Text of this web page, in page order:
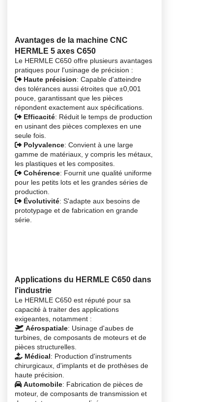
Avantages de la machine CNC
HERMLE 5 axes C650
Le HERMLE C650 offre plusieurs avantages
pratiques pour l'usinage de précision :
Haute précision: Capable d'atteindre
des tolérances aussi étroites que ±0,001
pouce, garantissant que les pièces
répondent exactement aux spécifications.
Efficacité: Réduit le temps de production
en usinant des pièces complexes en une
seule fois.
Polyvalence: Convient à une large
gamme de matériaux, y compris les métaux,
les plastiques et les composites.
Cohérence: Fournit une qualité uniforme
pour les petits lots et les grandes séries de
production.
Évolutivité: S'adapte aux besoins de
prototypage et de fabrication en grande
série.
Applications du HERMLE C650 dans
l'industrie
Le HERMLE C650 est réputé pour sa
capacité à traiter des applications
exigeantes, notamment :
Aérospatiale: Usinage d'aubes de
turbines, de composants de moteurs et de
pièces structurelles.
Médical: Production d'instruments
chirurgicaux, d'implants et de prothèses de
haute précision.
Automobile: Fabrication de pièces de
moteur, de composants de transmission et